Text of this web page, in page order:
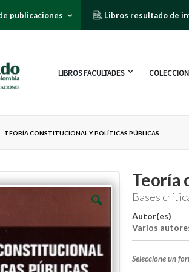
publicaciones Libros resultado de
LIBROS FACULTADES
TEORÍA CONSTITUCIONAL Y POLÍTICAS PÚBLICAS.
Teoría
Bases
Autor(es)
Varios
Seleccione un